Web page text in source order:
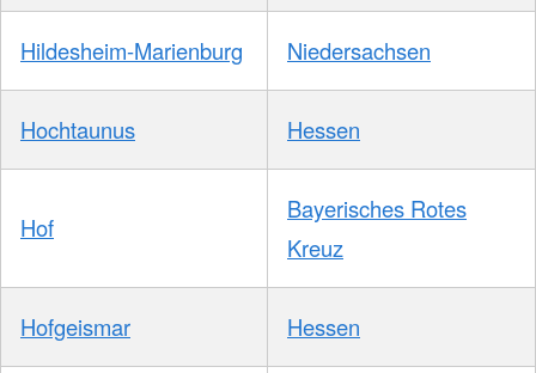
Hildesheim-Marienburg Niedersachsen
Hochtaunus Hessen
Hof
Bayerisches Rotes
Kreuz
Hofgeismar Hessen